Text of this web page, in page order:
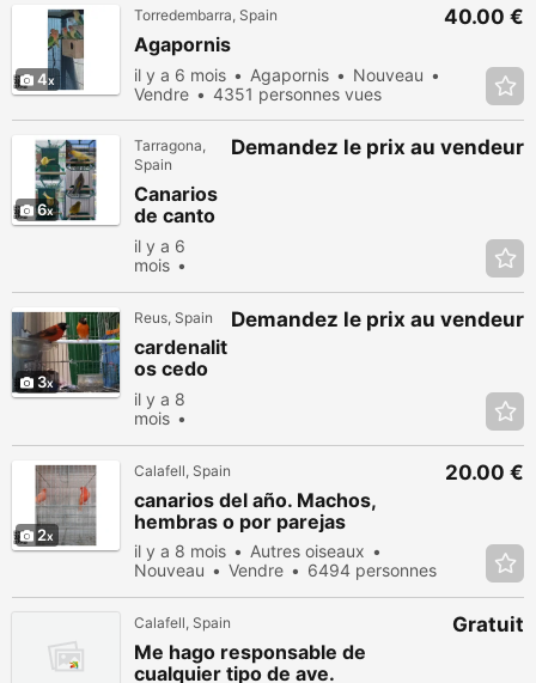
4
Torredembarra, Spain
Agapornis
il y a 6 mois Agapornis
Nouveau
Vendre
4351 personnes vues
40.00 €
6
Tarragona,
Spain
Canarios
de canto
timbrado
español
il y a 6
mois
5678
personnes
vues
Demandez le prix au vendeur
3
Reus, Spain
cardenalit
os cedo
posibles
portadore
il y a 8
mois
Nouveau
Vendre
5309
personnes
vues
Demandez le prix au vendeur
2
Calafell, Spain
canarios del año. Machos,
hembras o por parejas
il y a 8 mois
Autres oiseaux
Nouveau
Vendre
6494 personnes
20.00 €
Calafell, Spain
Me hago responsable de
cualquier tipo de ave.
Gratuit